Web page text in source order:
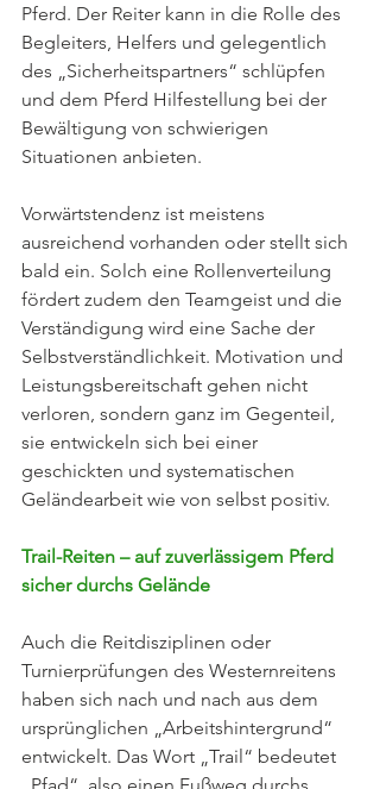
Pferd. Der Reiter kann in die Rolle des
Begleiters, Helfers und gelegentlich
des „Sicherheitspartners“ schlüpfen
und dem Pferd Hilfestellung bei der
Bewältigung von schwierigen
Situationen anbieten.
Vorwärtstendenz ist meistens
ausreichend vorhanden oder stellt sich
bald ein. Solch eine Rollenverteilung
fördert zudem den Teamgeist und die
Verständigung wird eine Sache der
Selbstverständlichkeit. Motivation und
Leistungsbereitschaft gehen nicht
verloren, sondern ganz im Gegenteil,
sie entwickeln sich bei einer
geschickten und systematischen
Geländearbeit wie von selbst positiv.
Trail-Reiten – auf zuverlässigem Pferd
sicher durchs Gelände
Auch die Reitdisziplinen oder
Turnierprüfungen des Westernreitens
haben sich nach und nach aus dem
ursprünglichen „Arbeitshintergrund“
entwickelt. Das Wort „Trail“ bedeutet
„Pfad“, also einen Fußweg durchs